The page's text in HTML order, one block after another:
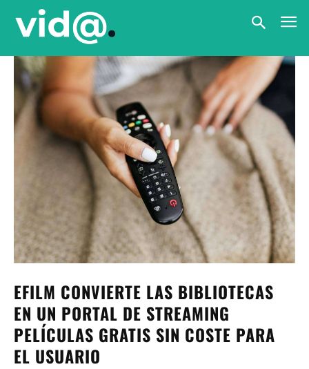
EFILM CONVIERTE LAS BIBLIOTECAS
EN UN PORTAL DE STREAMING
PELÍCULAS GRATIS SIN COSTE PARA
EL USUARIO